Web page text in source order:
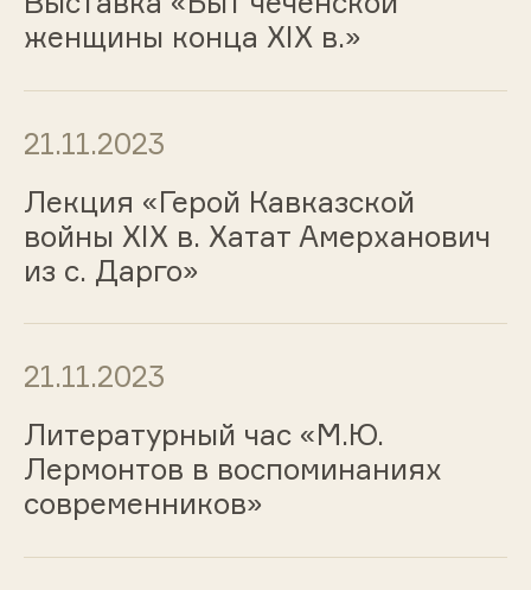
женщины конца XIX в.»
21.11.2023
Лекция «Герой Кавказской
войны XIX в. Хатат Амерханович
из с. Дарго»
21.11.2023
Литературный час «М.Ю.
Лермонтов в воспоминаниях
современников»